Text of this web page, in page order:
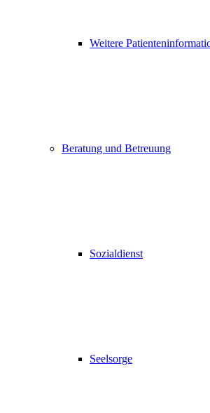
Weitere
Beratung und Betreuung
Sozialdienst
Seelsorge